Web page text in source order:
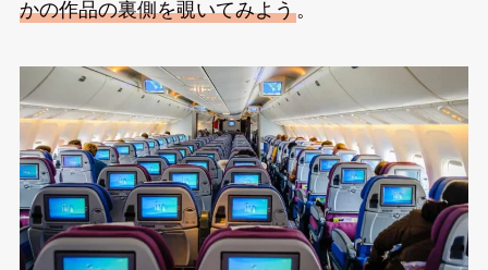
かの作品の裏側を覗いてみよう。